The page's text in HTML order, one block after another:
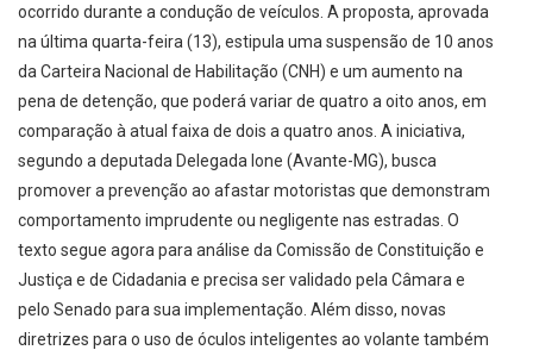
ocorrido durante a condução de veículos. A proposta, aprovada
na última quarta-feira (13), estipula uma suspensão de 10 anos
da Carteira Nacional de Habilitação (CNH) e um aumento na
pena de detenção, que poderá variar de quatro a oito anos, em
comparação à atual faixa de dois a quatro anos. A iniciativa,
segundo a deputada Delegada Ione (Avante-MG), busca
promover a prevenção ao afastar motoristas que demonstram
comportamento imprudente ou negligente nas estradas. O
texto segue agora para análise da Comissão de Constituição e
Justiça e de Cidadania e precisa ser validado pela Câmara e
pelo Senado para sua implementação. Além disso, novas
diretrizes para o uso de óculos inteligentes ao volante também